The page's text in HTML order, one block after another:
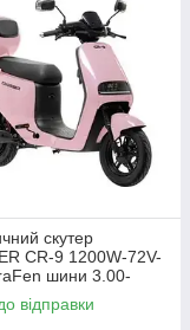
скутер
CR-9 1200W-72V-
шини 3.00-
10" 1200 Вт
відправки